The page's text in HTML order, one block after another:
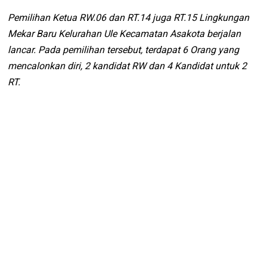
Pemilihan Ketua RW.06 dan RT.14 juga RT.15 Lingkungan
Mekar Baru Kelurahan Ule Kecamatan Asakota berjalan
lancar. Pada pemilihan tersebut, terdapat 6 Orang yang
mencalonkan diri, 2 kandidat RW dan 4 Kandidat untuk 2
RT.